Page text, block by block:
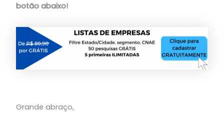
botão abaixo!
Grande abraço,